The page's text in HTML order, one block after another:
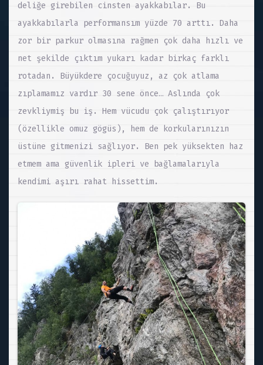
deliğe girebilen cinsten ayakkabılar. Bu
ayakkabılarla performansım yüzde 70 arttı. Daha
zor bir parkur olmasına rağmen çok daha hızlı ve
net şekilde çıktım yukarı kadar birkaç farklı
rotadan. Büyükdere çocuğuyuz, az çok atlama
zıplamamız vardır 30 sene önce… Aslında çok
zevkliymiş bu iş. Hem vücudu çok çalıştırıyor
(özellikle omuz gögüs), hem de korkularınızın
üstüne gitmenizi sağlıyor. Ben pek yüksekten haz
etmem ama güvenlik ipleri ve bağlamalarıyla
kendimi aşırı rahat hissettim.